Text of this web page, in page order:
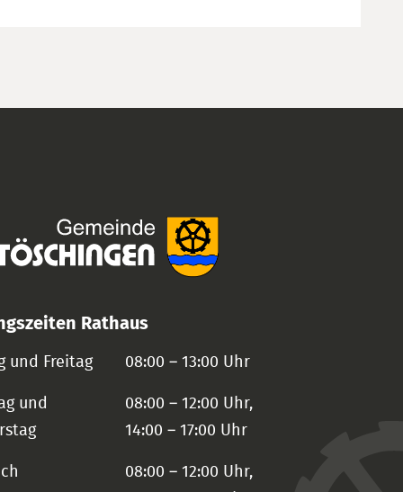
Rathaus
und Freitag 08:00 – 13:00 Uhr
und
08:00 – 12:00 Uhr,
14:00 – 17:00 Uhr
08:00 – 12:00 Uhr,